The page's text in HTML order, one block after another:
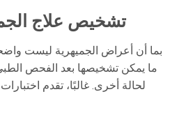
تشخيص علاج
بما أن أعراض الجميهرية ليست
ما يمكن تشخيصها بعد الفحص
لحالة أخرى. غالبًا، تقدم